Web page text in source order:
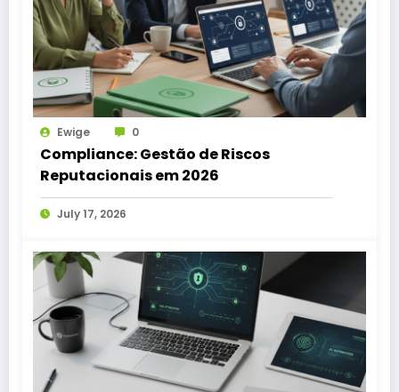
Ewige 0
Compliance: Gestão de Riscos
Reputacionais em 2026
July 17, 2026